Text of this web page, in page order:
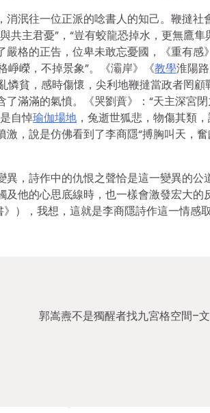
泯往一位正派的唸書人的知己。鞭撻社
主君憂”，“豈有蛟龍恐掉水，更無鷹隼
嚴格的正告，位卑未敢忘憂國，《重有感
崢嶸，不掉景象”。《灞岸》《教學淮陽
憐貧，感時傷懷，尖利地鞭撻當政者罔顧
滿滿的氣憤。《哭劉蕡》：“天主深宮
自悼瑜伽場地 ，兔逝世狐悲，物傷其類
，說是仿佛看到了李商隱“搏胸叫天，
，詩作中的仇恨之聲恰是這一變異的公
他的心思底線時，也一樣會激發宏大的
），我想，這就是李商隱詩作這一情感
郭嵩燾不是獨醒者找九宮格空間–